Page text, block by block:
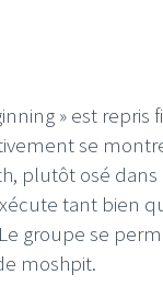
» est
se
plutôt osé
tant bien
groupe se
moshpit.